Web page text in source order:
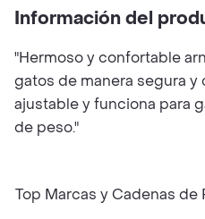
Información del
"Hermoso y confortable
gatos de manera segura y
ajustable y funciona para
de peso."
Top Marcas y Cadenas de